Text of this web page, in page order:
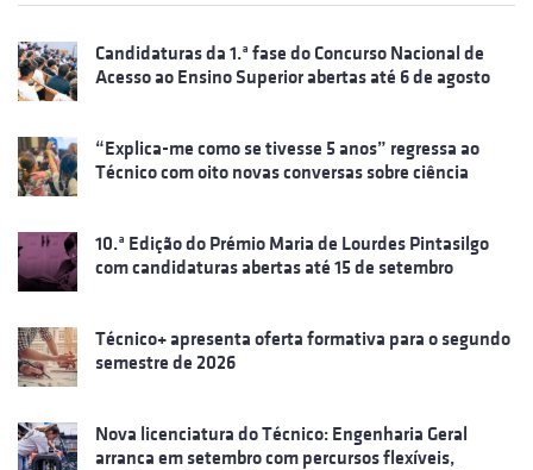
Candidaturas da 1.ª fase do Concurso Nacional de
Acesso ao Ensino Superior abertas até 6 de agosto
“Explica-me como se tivesse 5 anos” regressa ao
Técnico com oito novas conversas sobre ciência
10.ª Edição do Prémio Maria de Lourdes Pintasilgo
com candidaturas abertas até 15 de setembro
Técnico+ apresenta oferta formativa para o segundo
semestre de 2026
Nova licenciatura do Técnico: Engenharia Geral
arranca em setembro com percursos flexíveis,